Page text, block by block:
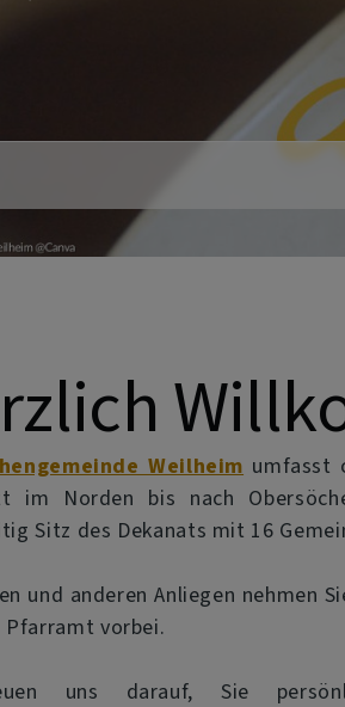
Weilheim umfasst
im Norden bis nach
Sitz des Dekanats mit 16
und anderen Anliegen nehmen
Pfarramt vorbei.
uns darauf, Sie